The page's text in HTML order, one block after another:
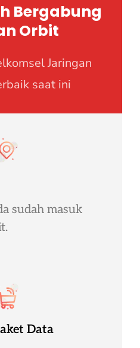
Bergabung
Orbit
Jaringan
saat ini
sudah masuk
Data